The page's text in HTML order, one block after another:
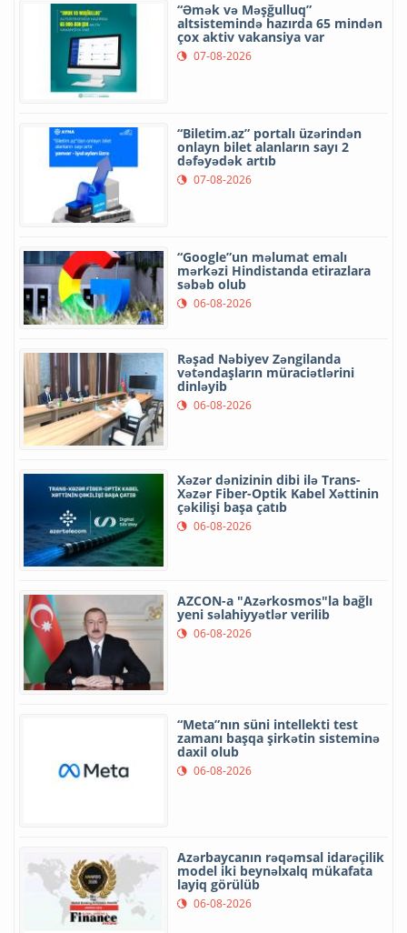
“Əmək və Məşğulluq”
altsistemində hazırda 65 mindən
çox aktiv vakansiya var
07-08-2026
“Biletim.az” portalı üzərindən
onlayn bilet alanların sayı 2
dəfəyədək artıb
07-08-2026
“Google”un məlumat emalı
mərkəzi Hindistanda etirazlara
səbəb olub
06-08-2026
Rəşad Nəbiyev Zəngilanda
vətəndaşların müraciətlərini
dinləyib
06-08-2026
Xəzər dənizinin dibi ilə Trans-
Xəzər Fiber-Optik Kabel Xəttinin
çəkilişi başa çatıb
06-08-2026
AZCON-a "Azərkosmos"la bağlı
yeni səlahiyyətlər verilib
06-08-2026
“Meta”nın süni intellekti test
zamanı başqa şirkətin sisteminə
daxil olub
06-08-2026
Azərbaycanın rəqəmsal idarəçilik
model iki beynəlxalq mükafata
layiq görülüb
06-08-2026